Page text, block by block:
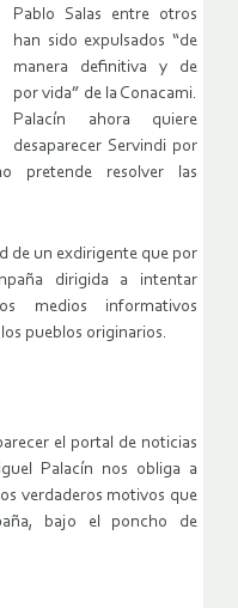
Pablo Salas entre otros
han sido expulsados “de
manera definitiva y de
por vida” de la Conacami.
Palacín ahora quiere
desaparecer Servindi por
pretende resolver las
de un exdirigente que por
dirigida a intentar
medios informativos
pueblos originarios.
el portal de noticias
Palacín nos obliga a
verdaderos motivos que
bajo el poncho de